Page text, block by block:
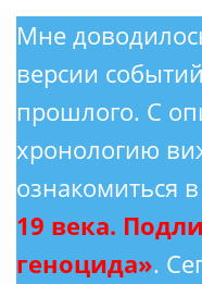
Мне
версии
прошлого. С
хронологию
ознакомиться в
19 века.
геноцида».